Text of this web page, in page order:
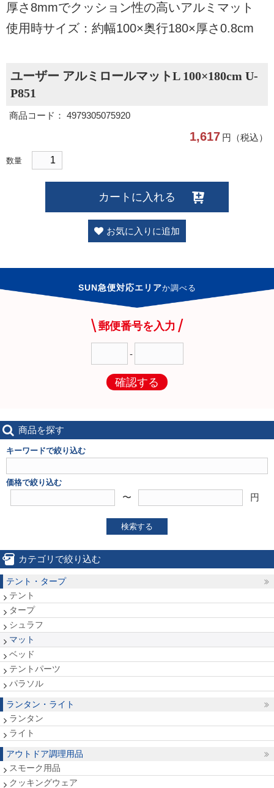
厚さ8mmでクッション性の高いアルミマット
使用時サイズ：約幅100×奥行180×厚さ0.8cm
ユーザー アルミロールマットL 100×180cm U-
P851
商品コード： 4979305075920
1,617 円（税込）
数量
カートに入れる
お気に入りに追加
SUN急便対応エリアか調べる
郵便番号を入力
-
確認する
商品を探す
キーワードで絞り込む
価格で絞り込む
〜 円
検索する
カテゴリで絞り込む
テント・タープ
テント
タープ
シュラフ
マット
ベッド
テントパーツ
パラソル
ランタン・ライト
ランタン
ライト
アウトドア調理用品
スモーク用品
クッキングウェア